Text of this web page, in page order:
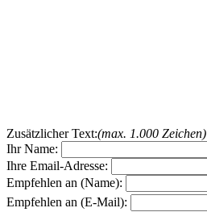
Zusätzlicher Text:(max. 1.000 Zeichen)
Ihr Name:
Ihre Email-Adresse:
Empfehlen an (Name):
Empfehlen an (E-Mail):